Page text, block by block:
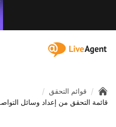
:site.title
Home
/ قوائم التحقق /
قائمة التحقق من إعداد وسائل